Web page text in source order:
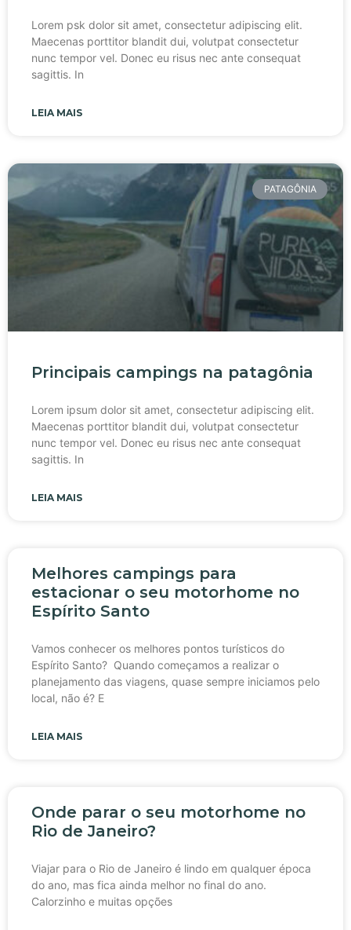
Lorem psk dolor sit amet, consectetur adipiscing elit.
Maecenas porttitor blandit dui, volutpat consectetur
nunc tempor vel. Donec eu risus nec ante consequat
sagittis. In
LEIA MAIS
PATAGÔNIA
Principais campings na patagônia
Lorem ipsum dolor sit amet, consectetur adipiscing elit.
Maecenas porttitor blandit dui, volutpat consectetur
nunc tempor vel. Donec eu risus nec ante consequat
sagittis. In
LEIA MAIS
Melhores campings para
estacionar o seu motorhome no
Espírito Santo
Vamos conhecer os melhores pontos turísticos do
Espírito Santo? Quando começamos a realizar o
planejamento das viagens, quase sempre iniciamos pelo
local, não é? E
LEIA MAIS
Onde parar o seu motorhome no
Rio de Janeiro?
Viajar para o Rio de Janeiro é lindo em qualquer época
do ano, mas fica ainda melhor no final do ano.
Calorzinho e muitas opções